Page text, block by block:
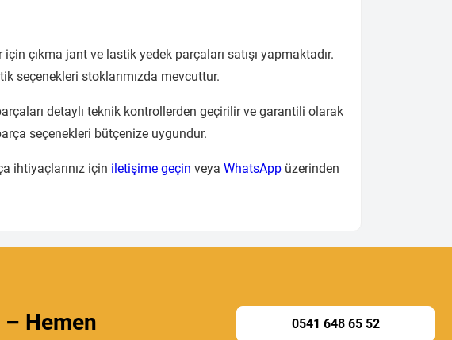
çıkma jant ve lastik yedek parçaları satışı yapmaktadır.
seçenekleri stoklarımızda mevcuttur.
detaylı teknik kontrollerden geçirilir ve garantili olarak
seçenekleri bütçenize uygundur.
ihtiyaçlarınız için iletişime geçin veya WhatsApp üzerinden
– Hemen
0541 648 65 52